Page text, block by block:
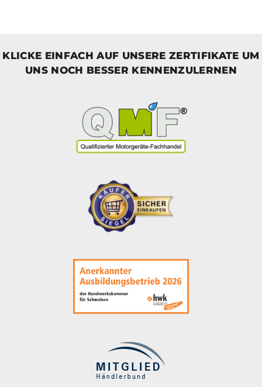
KLICKE EINFACH AUF UNSERE ZERTIFIKATE UM
UNS NOCH BESSER KENNENZULERNEN